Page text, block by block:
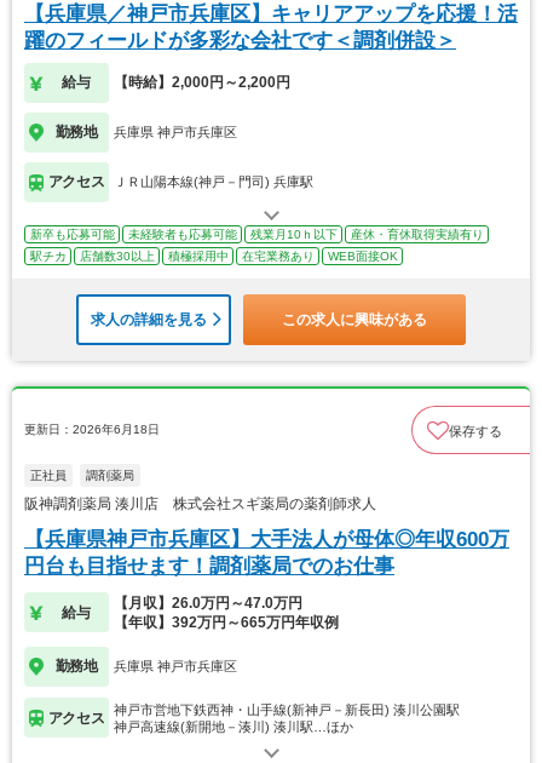
【兵庫県／神戸市兵庫区】キャリアアップを応援！活
躍のフィールドが多彩な会社です＜調剤併設＞
給与 【時給】2,000円～2,200円
勤務地 兵庫県 神戸市兵庫区
アクセス ＪＲ山陽本線(神戸－門司) 兵庫駅
新卒も応募可能 未経験者も応募可能 残業月10ｈ以下
産休・育休取得実績有り
駅チカ
店舗数30以上 積極採用中 在宅業務あり WEB面接OK
求人の詳細を見る この求人に興味がある
更新日：2026年6月18日 保存する
正社員 調剤薬局
阪神調剤薬局 湊川店 株式会社スギ薬局の薬剤師求人
【兵庫県神戸市兵庫区】大手法人が母体◎年収600万
円台も目指せます！調剤薬局でのお仕事
給与
【月収】26.0万円～47.0万円
【年収】392万円～665万円年収例
勤務地 兵庫県 神戸市兵庫区
アクセス
神戸市営地下鉄西神・山手線(新神戸－新長田) 湊川公園駅
神戸高速線(新開地－湊川) 湊川駅…ほか